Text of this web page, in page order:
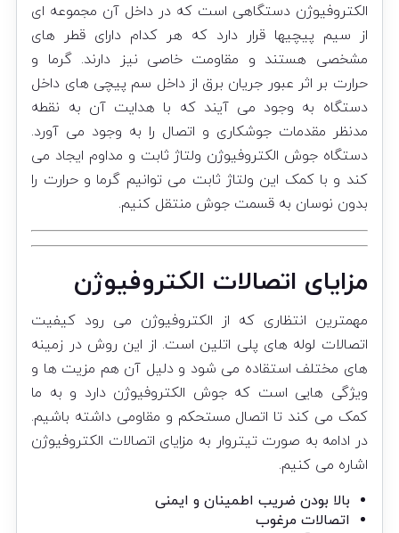
الکتروفیوژن دستگاهی است که در داخل آن مجموعه ای
از سیم پیچیها قرار دارد که هر کدام دارای قطر های
مشخصی هستند و مقاومت خاصی نیز دارند. گرما و
حرارت بر اثر عبور جریان برق از داخل سم پیچی های داخل
دستگاه به وجود می آیند که با هدایت آن به نقطه
مدنظر مقدمات جوشکاری و اتصال را به وجود می آورد.
دستگاه جوش الکتروفیوژن ولتاژ ثابت و مداوم ایجاد می
کند و با کمک این ولتاژ ثابت می توانیم گرما و حرارت را
بدون نوسان به قسمت جوش منتقل کنیم.
مزایای اتصالات الکتروفیوژن
مهمترین انتظاری که از الکتروفیوژن می رود کیفیت
اتصالات لوله های پلی اتلین است. از این روش در زمینه
های مختلف استقاده می شود و دلیل آن هم مزیت ها و
ویژگی هایی است که جوش الکتروفیوژن دارد و به ما
کمک می کند تا اتصال مستحکم و مقاومی داشته باشیم.
در ادامه به صورت تیتروار به مزایای اتصالات الکتروفیوژن
اشاره می کنیم.
بالا بودن ضریب اطمینان و ایمنی
اتصالات مرغوب